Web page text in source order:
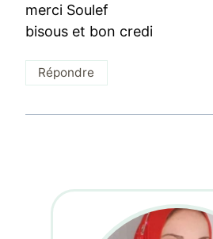
merci Soulef
bisous et bon credi
Répondre